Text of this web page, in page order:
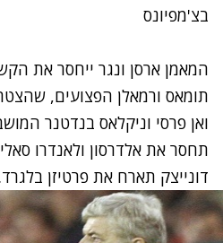
בצ'מפיונס
המאמן ארסן ונגר ייחסר את
תומאס ורמאלן הפצועים,
ואן פרסי וניקלאס בנדטנר
תחסר את אלדרסון ולאנדרו
דונייצק תארח את פרטיזן בלגרד.